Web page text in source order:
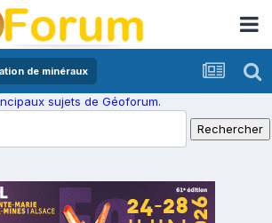
de minéraux
sujets de Géoforum.